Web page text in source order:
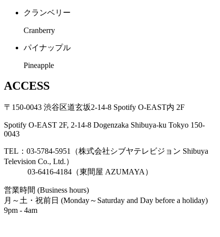
クランベリー
Cranberry
パイナップル
Pineapple
ACCESS
〒150-0043 渋谷区道玄坂2-14-8 Spotify O-EAST内 2F
Spotify O-EAST 2F, 2-14-8 Dogenzaka Shibuya-ku Tokyo 150-
0043
TEL：03-5784-5951（株式会社シブヤテレビジョン Shibuya
Television Co., Ltd.）
03-6416-4184（東間屋 AZUMAYA）
営業時間 (Business hours)
月～土・祝前日 (Monday～Saturday and Day before a holiday)
9pm - 4am